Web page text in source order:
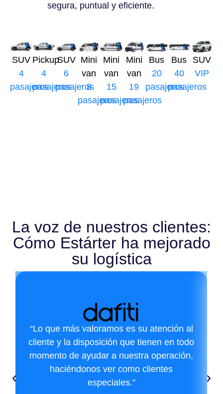
segura, puntual y eficiente.
SUV
4
pasajeros
Pickup
4
pasajeros
SUV
6
pasajeros
Mini
van
8
pasajeros
Mini
van
15
pasajeros
Mini
van
19
pasajeros
Bus
20
pasajeros
Bus
40
pasajeros
SUV
VIP
La voz de nuestros clientes:
Cómo Estárter ha mejorado
su logística
“Lo que más valoramos es su atención al
cliente y la disposición que tienen en todo
momento de ayudar a nuestra operación,
haciéndonos ver como clientes
especiales.”